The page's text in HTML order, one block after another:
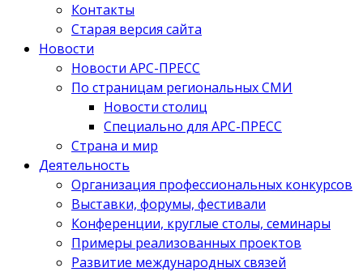
Контакты
Старая версия сайта
Новости
Новости АРС-ПРЕСС
По страницам региональных СМИ
Новости столиц
Специально для АРС-ПРЕСС
Страна и мир
Деятельность
Организация профессиональных конкурсов
Выставки, форумы, фестивали
Конференции, круглые столы, семинары
Примеры реализованных проектов
Развитие международных связей